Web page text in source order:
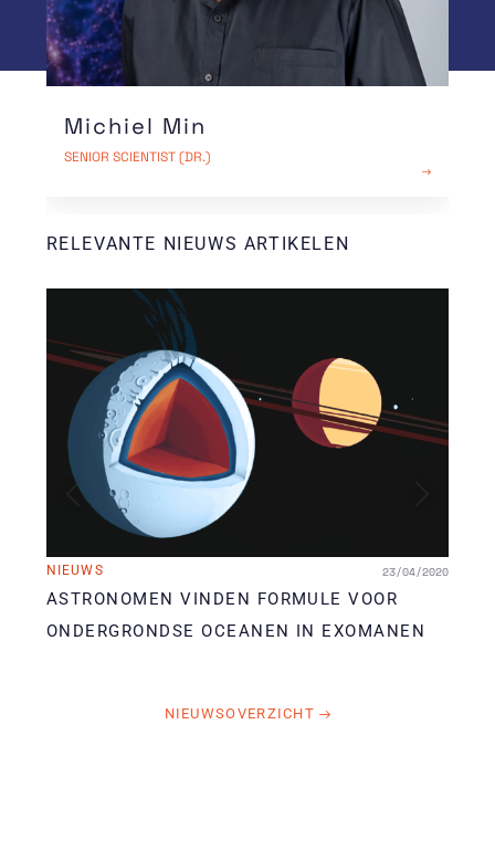
Michiel Min
SENIOR SCIENTIST (DR.)
LEES MEER
RELEVANTE NIEUWS ARTIKELEN
NIEUWS 23/04/2020
ASTRONOMEN VINDEN FORMULE VOOR
ONDERGRONDSE OCEANEN IN EXOMANEN
Vorige
NIEUWSOVERZICHT